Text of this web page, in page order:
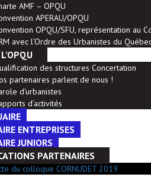
AMF – OPQU
APERAU/OPQU
OPQU/SFU, représentation au
avec l’Ordre des Urbanistes du
des structures Concertation
partenaires parlent de nous !
d’urbanistes
d’activités
ENTREPRISES
JUNIORS
PARTENAIRES
du colloque CORNUDET 2019